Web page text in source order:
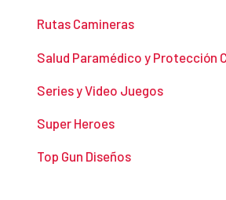
Rutas Camineras
Salud Paramédico y Protección
Series y Video Juegos
Super Heroes
Top Gun Diseños